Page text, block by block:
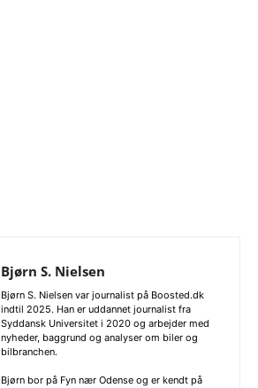
Bjørn S. Nielsen
Bjørn S. Nielsen var journalist på Boosted.dk
indtil 2025. Han er uddannet journalist fra
Syddansk Universitet i 2020 og arbejder med
nyheder, baggrund og analyser om biler og
bilbranchen.
Bjørn bor på Fyn nær Odense og er kendt på